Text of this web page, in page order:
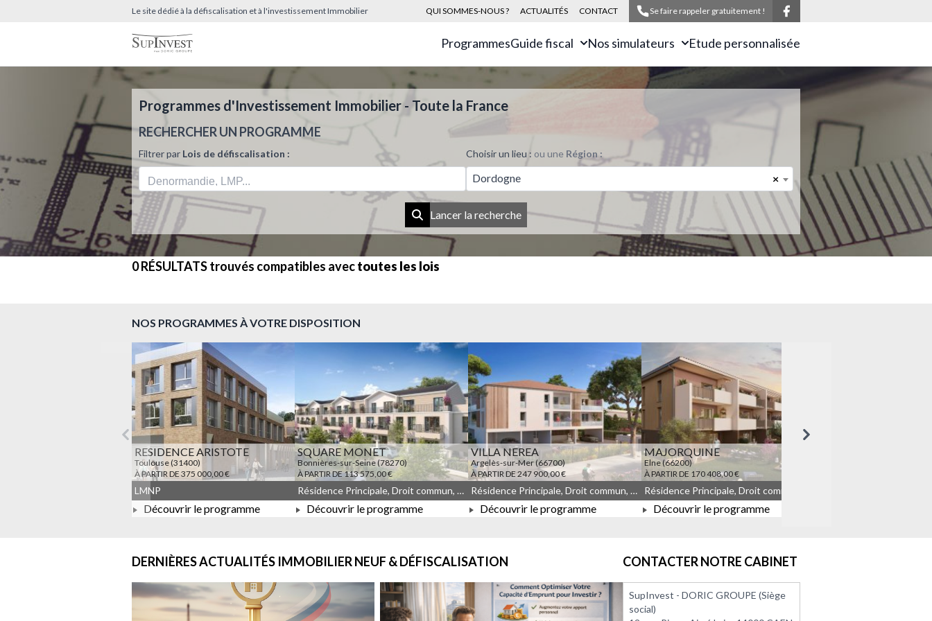
Le site dédié à la défiscalisation et à l'investissement Immobilier QUI SOMMES-NOUS ? ACTUALITÉS CONTACT Se faire rappeler gratuitement !
ProgrammesGuide fiscal Nos simulateurs Etude personnalisée
Programmes d'Investissement Immobilier - Toute la France
RECHERCHER UN PROGRAMME
Filtrer par Lois de défiscalisation : Choisir un lieu : ou une Région :
×
Dordogne
Lancer la recherche
0 RÉSULTATStrouvés compatibles avectoutes les lois
NOS PROGRAMMES À VOTRE DISPOSITION
Précédent Suivant
RESIDENCE ARISTOTE
Toulouse (31400)
À PARTIR DE 375 000,00 €
À PARTIR DE 375 000,00 €
LMNP
Découvrir le programme
SQUARE MONET
Bonnières-sur-Seine (78270)
À PARTIR DE 113 575,00 €
À PARTIR DE 113 575,00 €
Résidence Principale, Droit commun, Meublé non géré, JEANBRUN, LLI, LLI_JEANBRUN
Découvrir le programme
VILLA NEREA
Argelès-sur-Mer (66700)
À PARTIR DE 247 900,00 €
À PARTIR DE 247 900,00 €
Résidence Principale, Droit commun, Meublé non géré, JEANBRUN
Découvrir le programme
MAJORQUINE
Elne (66200)
À PARTIR DE 170 408,00 €
À PARTIR DE 170 408,00 €
Découvrir le programme
DERNIÈRES ACTUALITÉS IMMOBILIER NEUF & DÉFISCALISATION CONTACTER NOTRE CABINET
SupInvest - DORIC GROUPE (Siège
social)